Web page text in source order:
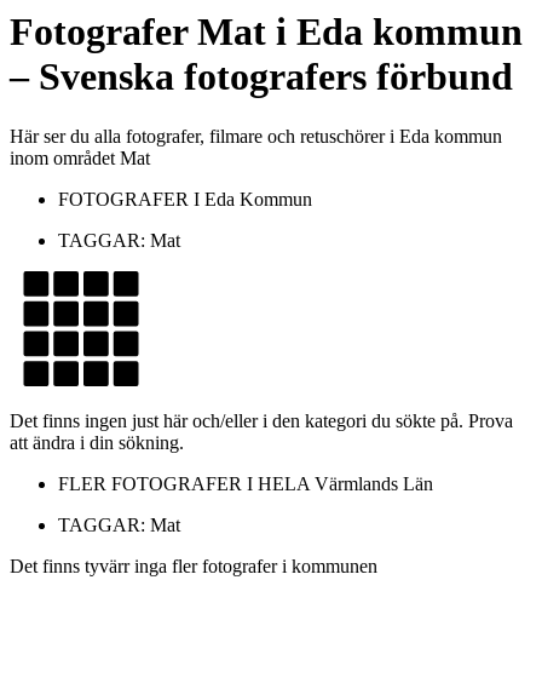
FotograferMat i Eda kommun
– Svenska fotografers förbund
Här ser du alla fotografer, filmare och retuschörer i Eda kommun
inom området Mat
FOTOGRAFER I Eda Kommun
TAGGAR: Mat
Det finns ingen just här och/eller i den kategori du sökte på. Prova
att ändra i din sökning.
FLER FOTOGRAFER I HELA Värmlands Län
TAGGAR: Mat
Det finns tyvärr inga fler fotografer i kommunen